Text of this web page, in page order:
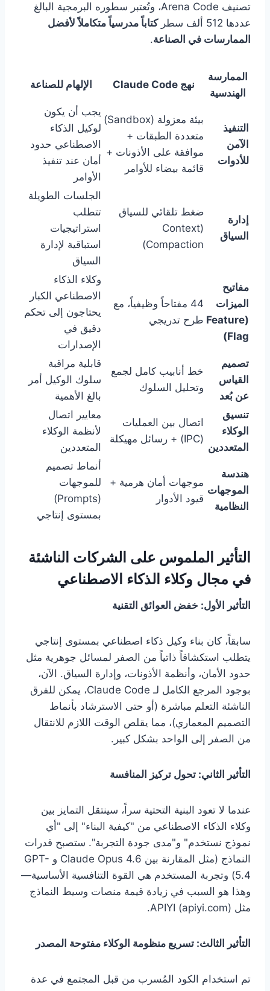
تصنيف Arena Code، وتُعتبر سطوره البرمجية البالغ
عددها 512 ألف سطر
كتاباً مدرسياً متكاملاً لأفضل
الممارسات في الصناعة.
الممارسة
الهندسية
نهج Claude Code الإلهام للصناعة
التنفيذ
الآمن
للأدوات
بيئة معزولة (Sandbox)
متعددة الطبقات +
موافقة على الأذونات +
قائمة بيضاء للأوامر
يجب أن يكون
لوكيل الذكاء
الاصطناعي حدود
أمان عند تنفيذ
الأوامر
إدارة
السياق
ضغط تلقائي للسياق
(Context
Compaction)
الجلسات الطويلة
تتطلب
استراتيجيات
استباقية لإدارة
السياق
مفاتيح
الميزات
(Feature
Flag)
44 مفتاحاً وظيفياً، مع
طرح تدريجي
وكلاء الذكاء
الاصطناعي الكبار
يحتاجون إلى تحكم
دقيق في
الإصدارات
تصميم
القياس
عن بُعد
خط أنابيب كامل لجمع
وتحليل السلوك
قابلية مراقبة
سلوك الوكيل أمر
بالغ الأهمية
تنسيق
الوكلاء
المتعددين
اتصال بين العمليات
(IPC) + رسائل مهيكلة
معايير اتصال
لأنظمة الوكلاء
المتعددين
هندسة
الموجهات
النظامية
موجهات أمان هرمية +
قيود الأدوار
أنماط تصميم
للموجهات
(Prompts)
بمستوى إنتاجي
التأثير الملموس على الشركات الناشئة
في مجال وكلاء الذكاء الاصطناعي
التأثير الأول: خفض العوائق التقنية
سابقاً، كان بناء وكيل ذكاء اصطناعي بمستوى إنتاجي
يتطلب استكشافاً ذاتياً من الصفر لمسائل جوهرية مثل
حدود الأمان، وأنظمة الأذونات، وإدارة السياق. الآن،
بوجود المرجع الكامل لـ Claude Code، يمكن للفرق
الناشئة التعلم مباشرة (أو حتى الاسترشاد بأنماط
التصميم المعماري)، مما يقلص الوقت اللازم للانتقال
من الصفر إلى الواحد بشكل كبير.
التأثير الثاني: تحول تركيز المنافسة
عندما لا تعود البنية التحتية سراً، سينتقل التمايز بين
وكلاء الذكاء الاصطناعي من "كيفية البناء" إلى "أي
نموذج نستخدم" و"مدى جودة التجربة". ستصبح قدرات
النماذج (مثل المقارنة بين Claude Opus 4.6 و GPT-
5.4) وتجربة المستخدم هي القوة التنافسية الأساسية—
وهذا هو السبب في زيادة قيمة منصات وسيط النماذج
مثل APIYI (apiyi.com).
التأثير الثالث: تسريع منظومة الوكلاء مفتوحة المصدر
تم استخدام الكود المُسرب من قبل المجتمع في عدة